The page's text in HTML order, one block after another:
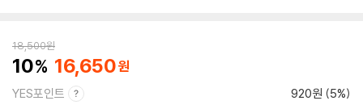
18,500원
10 16,650
YES포인트 920원 (5%)